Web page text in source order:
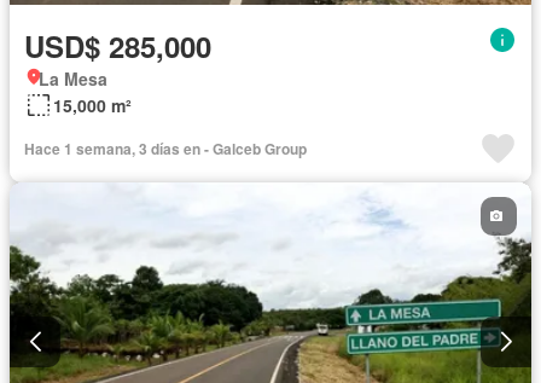
USD$ 285,000
La Mesa
15,000 m²
Hace 1 semana, 3 días en - Galceb Group